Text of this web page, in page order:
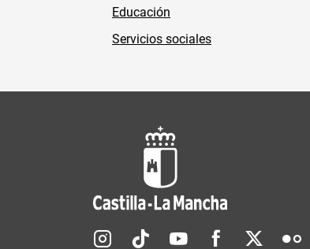
Educación
Servicios sociales
Redes sociales JCCM